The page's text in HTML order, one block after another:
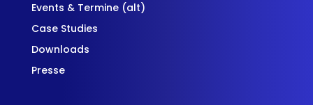
Events & Termine (alt)
Case Studies
Downloads
Presse